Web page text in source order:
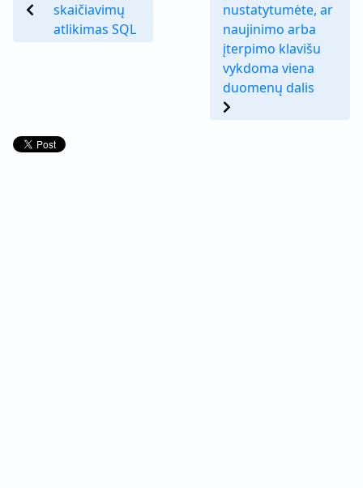
skaičiavimų
atlikimas SQL
nustatytumėte, ar
naujinimo arba
įterpimo klavišu
vykdoma viena
duomenų dalis